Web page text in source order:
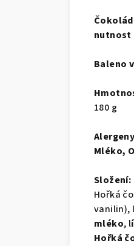
nutnost
Baleno
180 g
Mléko,
Složení:
Hořká
vanilin),
mléko, l
Hořká